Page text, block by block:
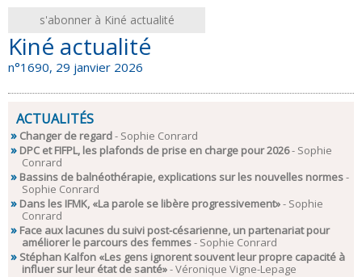
s'abonner à Kiné actualité
Kiné actualité
n°1690, 29 janvier 2026
ACTUALITÉS
Changer de regard- Sophie Conrard
DPC et FIFPL, les plafonds de prise en charge pour 2026- Sophie
Conrard
Bassins de balnéothérapie, explications sur les nouvelles normes-
Sophie Conrard
Dans les IFMK, «La parole se libère progressivement»- Sophie
Conrard
Face aux lacunes du suivi post-césarienne, un partenariat pour
améliorer le parcours des femmes- Sophie Conrard
Stéphan Kalfon «Les gens ignorent souvent leur propre capacité à
influer sur leur état de santé»- Véronique Vigne-Lepage